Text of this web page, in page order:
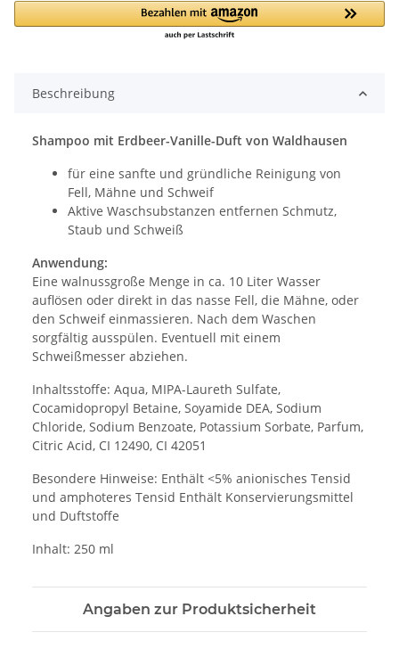
Beschreibung
Shampoo mit Erdbeer-Vanille-Duft von Waldhausen
für eine sanfte und gründliche Reinigung von
Fell, Mähne und Schweif
Aktive Waschsubstanzen entfernen Schmutz,
Staub und Schweiß
Anwendung:
Eine walnussgroße Menge in ca. 10 Liter Wasser
auflösen oder direkt in das nasse Fell, die Mähne, oder
den Schweif einmassieren. Nach dem Waschen
sorgfältig ausspülen. Eventuell mit einem
Schweißmesser abziehen.
Inhaltsstoffe: Aqua, MIPA-Laureth Sulfate,
Cocamidopropyl Betaine, Soyamide DEA, Sodium
Chloride, Sodium Benzoate, Potassium Sorbate, Parfum,
Citric Acid, CI 12490, CI 42051
Besondere Hinweise: Enthält <5% anionisches Tensid
und amphoteres Tensid Enthält Konservierungsmittel
und Duftstoffe
Inhalt: 250 ml
Angaben zur Produktsicherheit